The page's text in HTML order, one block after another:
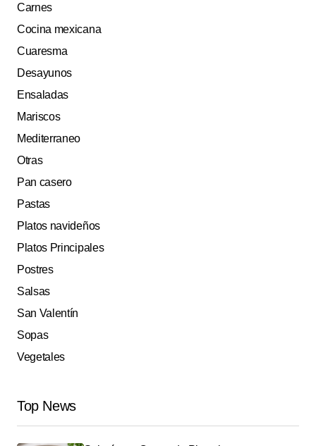
Carnes
Cocina mexicana
Cuaresma
Desayunos
Ensaladas
Mariscos
Mediterraneo
Otras
Pan casero
Pastas
Platos navideños
Platos Principales
Postres
Salsas
San Valentín
Sopas
Vegetales
Top News